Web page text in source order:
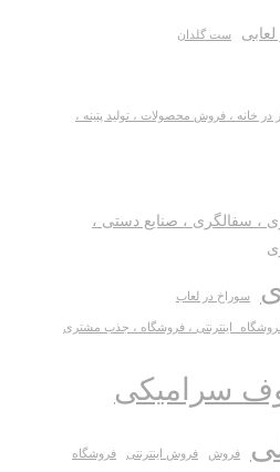
لعابی ست گلدان
در خانه ، فروش محصولات ، تولید پتینه ،
، سفالگری ، صنایع دستی ،
سوراخ در لعاب
، فروشگاه ، جذب مشتری
سرامیکی
فروش فروش اینترنتی فروشگاه